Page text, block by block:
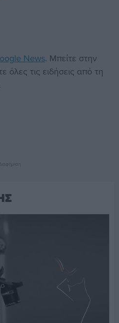
News. Μπείτε στην
όλες τις ειδήσεις από τη